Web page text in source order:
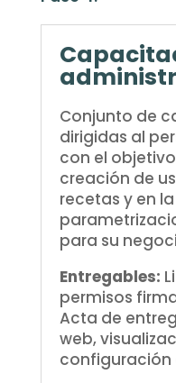
Conjunto de
dirigidas al
con el
creación de
recetas y en
para su
Entregables:
permisos
Acta de
web,
configuración